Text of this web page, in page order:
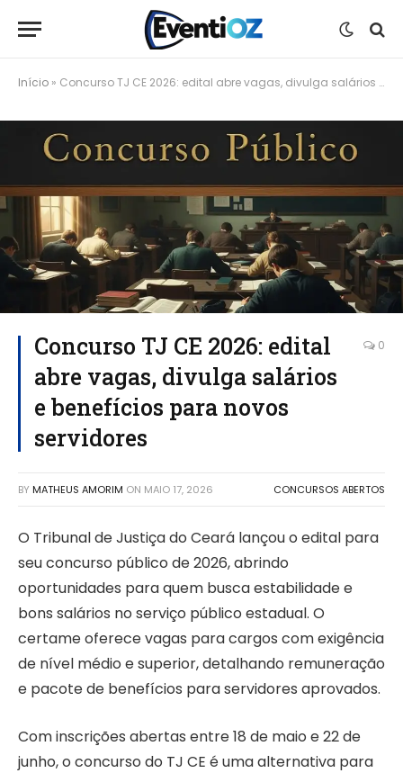
Início » Concurso TJ CE 2026: edital abre vagas, divulga salários e benefícios para novos servidores
Concurso TJ CE 2026: edital
abre vagas, divulga salários
e benefícios para novos
servidores
0
BY MATHEUS AMORIM ON MAIO 17, 2026 CONCURSOS ABERTOS
O Tribunal de Justiça do Ceará lançou o edital para
seu concurso público de 2026, abrindo
oportunidades para quem busca estabilidade e
bons salários no serviço público estadual. O
certame oferece vagas para cargos com exigência
de nível médio e superior, detalhando remuneração
e pacote de benefícios para servidores aprovados.
Com inscrições abertas entre 18 de maio e 22 de
junho, o concurso do TJ CE é uma alternativa para